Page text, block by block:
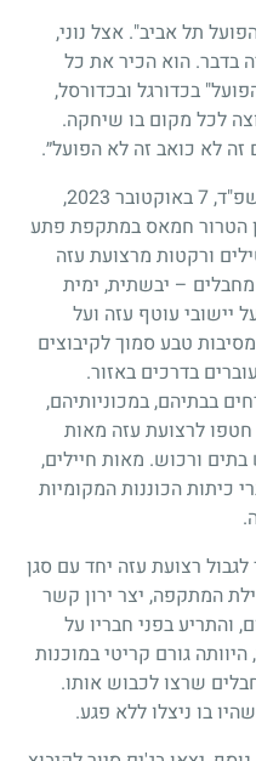
תל אביב". אצל נוני,
בדבר. הוא הכיר את כל
בכדורגל ובכדורסל,
לכל מקום בו שיחקה.
לא כואב זה לא הפועל״.
בשבת כ"ב בתשרי, שמחת תורה תשפ"ד, 7 באוקטובר 2023,
הטרור חמאס במתקפת פתע
ורקטות מרצועת עזה
– יבשתית, ימית
יישובי עוטף עזה ועל
טבע סמוך לקיבוצים
בדרכים באזור.
בבתיהם, במכוניותיהם,
לרצועת עזה מאות
בתים ורכוש. מאות חיילים,
כיתות הכוננות המקומיות
רצועת עזה יחד עם סגן
המתקפה, יצר ירון קשר
והתריע בפני חבריו על
גורם קריטי במוכנות
שרצו לכבוש אותו.
בו ניצלו ללא פגע.